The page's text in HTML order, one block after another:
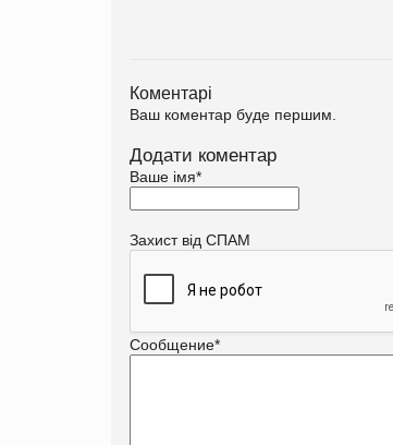
Коментарі
Ваш коментар буде першим.
Додати коментар
Ваше імя*
Захист від СПАМ
Сообщение*